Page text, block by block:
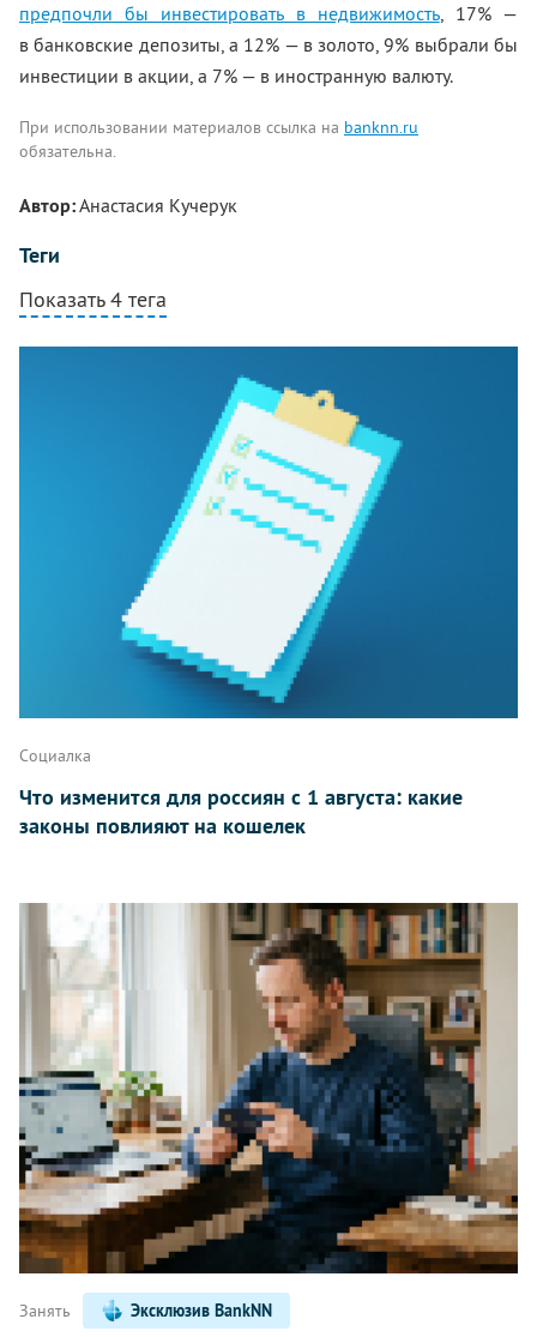
предпочли бы инвестировать в недвижимость, 17% —
в банковские депозиты, а 12% — в золото, 9% выбрали бы
инвестиции в акции, а 7% — в иностранную валюту.​
При использовании материалов ссылка на banknn.ru
обязательна.
Автор:Анастасия Кучерук
Теги
Показать 4 тега
Написать
Социалка
Что изменится для россиян с 1 августа: какие
законы повлияют на кошелек
Занять Эксклюзив BankNN